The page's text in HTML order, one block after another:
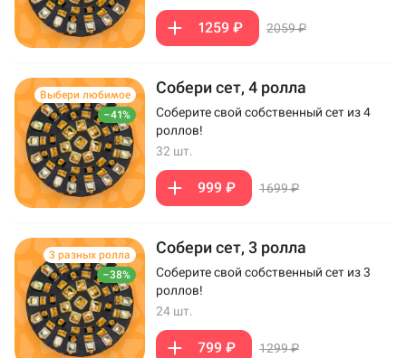
1259 ₽ 2059 ₽
–41%
Выбери любимое Собери сет, 4 ролла
Соберите свой собственный сет из 4
роллов!
32 шт.
999 ₽ 1699 ₽
–38%
3 разных ролла Собери сет, 3 ролла
Соберите свой собственный сет из 3
роллов!
24 шт.
799 ₽ 1299 ₽